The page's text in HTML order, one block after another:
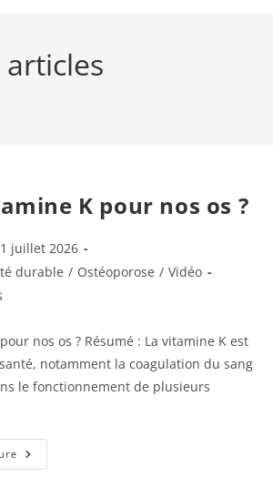
K pour nos os ?
:
juillet 2026
durable / Ostéoporose / Vidéo
nos os ? Résumé : La vitamine K est
notamment la coagulation du sang
le fonctionnement de plusieurs
Plus
De